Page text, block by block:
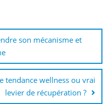
son mécanisme et
tendance wellness ou vrai
levier de récupération ?